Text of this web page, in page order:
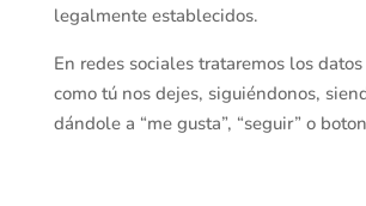
legalmente establecidos.
En redes sociales trataremos los
como tú nos dejes, siguiéndonos,
dándole a “me gusta”, “seguir” o